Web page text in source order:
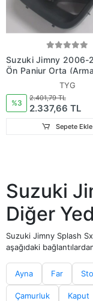
Suzuki Jimny 2006-
Ön Panjur Orta (Arma
Yuvalı) (Tyg) (Oem
72111-76J10 5Pk)
TYG
%3
2.401,79 TL
2.337,66 TL
Sepete Ekle
Suzuki
Diğer
Suzuki Jimny Splash
aşağıdaki
Ayna Far
Çamurluk Kaput